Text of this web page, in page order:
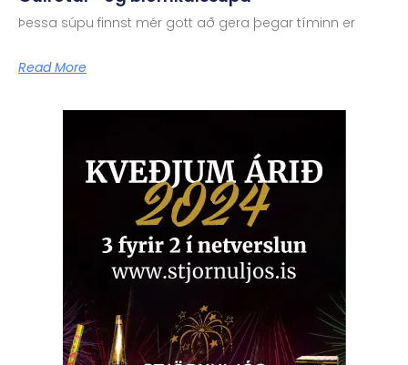
Þessa súpu finnst mér gott að gera þegar tíminn er
Read More